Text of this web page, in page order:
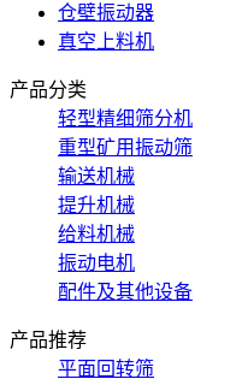
仓壁振动器
真空上料机
产品分类
轻型精细筛分机
重型矿用振动筛
输送机械
提升机械
给料机械
振动电机
配件及其他设备
产品推荐
平面回转筛